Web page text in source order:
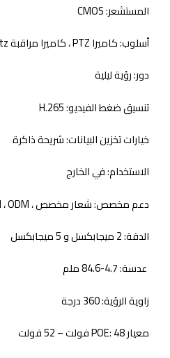
المستشعر:CMOS
أسلوب:كاميرا PTZ ، كاميرا مراقبة poe ptz
دور:رؤية ليلية
تنسيق ضغط الفيديو:H.265
خيارات تخزين البيانات:شريحة ذاكرة
الاستخدام:في الخارج
دعم مخصص:شعار مخصص ، OEM ، ODM
الدقة:2 ميجابكسل و 5 ميجابكسل
عدسة:4.7-84.6 ملم
زاوية الرؤية:360 درجة
معيار POE:48 فولت – 52 فولت